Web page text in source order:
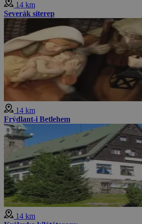
14 km
Severák síterep
14 km
Frýdlant-i Betlehem
14 km